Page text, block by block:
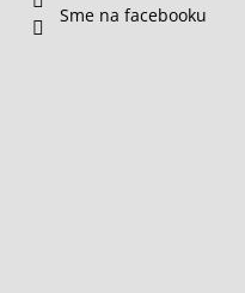
Sme na facebooku